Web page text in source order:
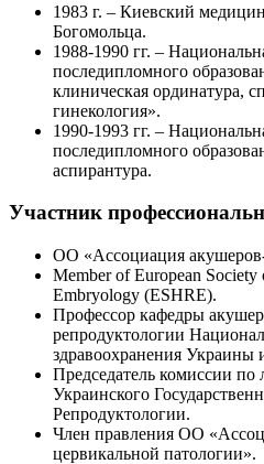
1983 г. – Киевский
Богомольца.
1988-1990 гг. –
последипломного
клиническая ординатура,
гинекология».
1990-1993 гг. –
последипломного
аспирантура.
Участник
ОО «Ассоциация
Member of European
Embryology (ESHRE).
Профессор кафедры
репродуктологии
здравоохранения
Председатель комиссии по
Украинского
Репродуктологии.
Член правления ОО
цервикальной патологии».